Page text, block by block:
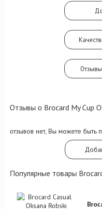
сердце
Отзывы о Brocard My Cup
отзывов нет, Вы можете быть
Популярные товары